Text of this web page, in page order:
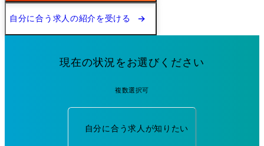
自分に合う求人の紹介を受ける
現在の状況をお選びください
複数選択可
自分に合う求人が知りたい